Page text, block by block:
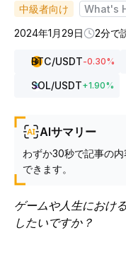
中級者向け
What's
2024年1月29日
2分で
BTC/USDT-0.30%
SOL/USDT+1.90%
AIサマリー
わずか30秒で記事の
できます。
ゲームや人生におけ
したいですか？